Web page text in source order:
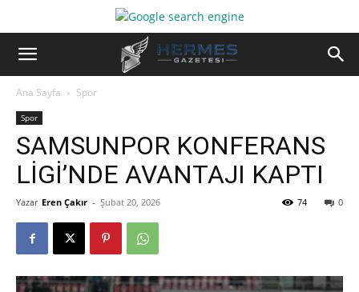
Ana Sayfa Spor
Spor
SAMSUNPOR KONFERANS
LİGİ’NDE AVANTAJI KAPTI
Yazar Eren Çakır - Şubat 20, 2026 0
74